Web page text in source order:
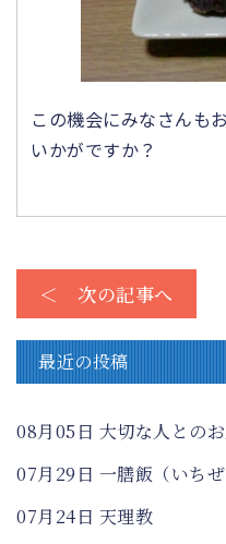
この機会にみなさんも
いかがですか？
＜ 次の記事へ
最近の投稿
08月05日 大切な人との
07月29日 一膳飯（いち
07月24日 天理教